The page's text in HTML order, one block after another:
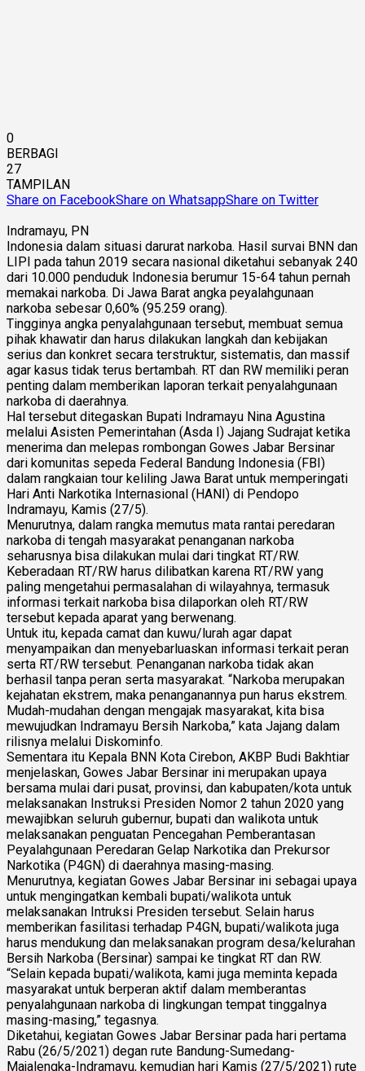
0
BERBAGI
27
TAMPILAN
Share on FacebookShare on WhatsappShare on Twitter
Indramayu, PN
Indonesia dalam situasi darurat narkoba. Hasil survai BNN dan
LIPI pada tahun 2019 secara nasional diketahui sebanyak 240
dari 10.000 penduduk Indonesia berumur 15-64 tahun pernah
memakai narkoba. Di Jawa Barat angka peyalahgunaan
narkoba sebesar 0,60% (95.259 orang).
Tingginya angka penyalahgunaan tersebut, membuat semua
pihak khawatir dan harus dilakukan langkah dan kebijakan
serius dan konkret secara terstruktur, sistematis, dan massif
agar kasus tidak terus bertambah. RT dan RW memiliki peran
penting dalam memberikan laporan terkait penyalahgunaan
narkoba di daerahnya.
Hal tersebut ditegaskan Bupati Indramayu Nina Agustina
melalui Asisten Pemerintahan (Asda I) Jajang Sudrajat ketika
menerima dan melepas rombongan Gowes Jabar Bersinar
dari komunitas sepeda Federal Bandung Indonesia (FBI)
dalam rangkaian tour keliling Jawa Barat untuk memperingati
Hari Anti Narkotika Internasional (HANI) di Pendopo
Indramayu, Kamis (27/5).
Menurutnya, dalam rangka memutus mata rantai peredaran
narkoba di tengah masyarakat penanganan narkoba
seharusnya bisa dilakukan mulai dari tingkat RT/RW.
Keberadaan RT/RW harus dilibatkan karena RT/RW yang
paling mengetahui permasalahan di wilayahnya, termasuk
informasi terkait narkoba bisa dilaporkan oleh RT/RW
tersebut kepada aparat yang berwenang.
Untuk itu, kepada camat dan kuwu/lurah agar dapat
menyampaikan dan menyebarluaskan informasi terkait peran
serta RT/RW tersebut. Penanganan narkoba tidak akan
berhasil tanpa peran serta masyarakat. “Narkoba merupakan
kejahatan ekstrem, maka penanganannya pun harus ekstrem.
Mudah-mudahan dengan mengajak masyarakat, kita bisa
mewujudkan Indramayu Bersih Narkoba,” kata Jajang dalam
rilisnya melalui Diskominfo.
Sementara itu Kepala BNN Kota Cirebon, AKBP Budi Bakhtiar
menjelaskan, Gowes Jabar Bersinar ini merupakan upaya
bersama mulai dari pusat, provinsi, dan kabupaten/kota untuk
melaksanakan Instruksi Presiden Nomor 2 tahun 2020 yang
mewajibkan seluruh gubernur, bupati dan walikota untuk
melaksanakan penguatan Pencegahan Pemberantasan
Peyalahgunaan Peredaran Gelap Narkotika dan Prekursor
Narkotika (P4GN) di daerahnya masing-masing.
Menurutnya, kegiatan Gowes Jabar Bersinar ini sebagai upaya
untuk mengingatkan kembali bupati/walikota untuk
melaksanakan Intruksi Presiden tersebut. Selain harus
memberikan fasilitasi terhadap P4GN, bupati/walikota juga
harus mendukung dan melaksanakan program desa/kelurahan
Bersih Narkoba (Bersinar) sampai ke tingkat RT dan RW.
“Selain kepada bupati/walikota, kami juga meminta kepada
masyarakat untuk berperan aktif dalam memberantas
penyalahgunaan narkoba di lingkungan tempat tinggalnya
masing-masing,” tegasnya.
Diketahui, kegiatan Gowes Jabar Bersinar pada hari pertama
Rabu (26/5/2021) degan rute Bandung-Sumedang-
Majalengka-Indramayu, kemudian hari Kamis (27/5/2021) rute